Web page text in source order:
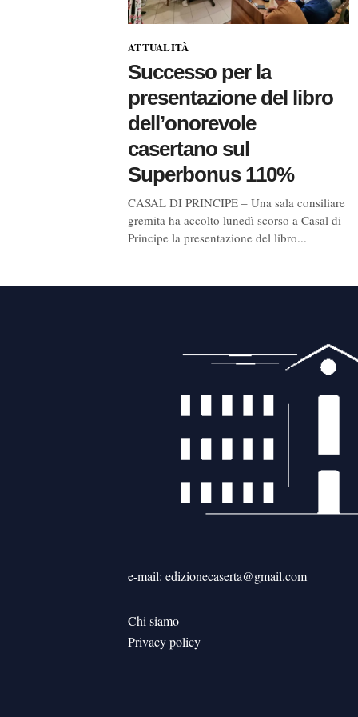
ATTUALITÀ
Successo per la
presentazione del libro
dell’onorevole
casertano sul
Superbonus 110%
CASAL DI PRINCIPE – Una sala consiliare
gremita ha accolto lunedì scorso a Casal di
Principe la presentazione del libro...
e-mail: edizionecaserta@gmail.com
Chi siamo
Privacy policy